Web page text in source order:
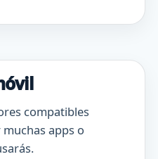
compatibles
apps o